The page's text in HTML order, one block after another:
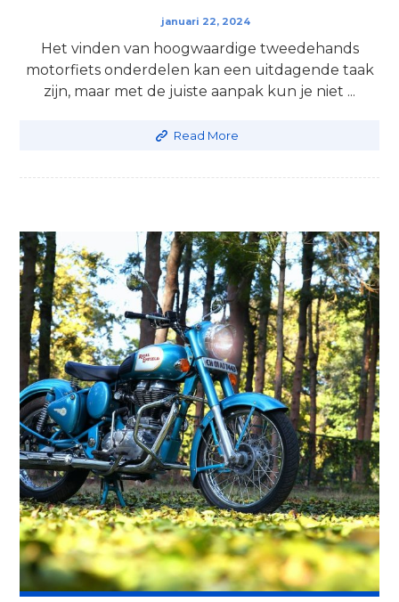
januari 22, 2024
Het vinden van hoogwaardige tweedehands
motorfiets onderdelen kan een uitdagende taak
zijn, maar met de juiste aanpak kun je niet ...
Read More